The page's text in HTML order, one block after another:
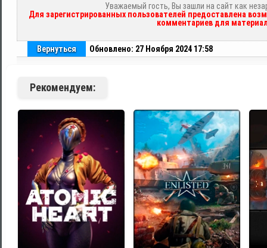
Уважаемый гость, Вы зашли на сайт как
Для зарегистрированных пользователей предоставлена
комментариев для
Вернуться Обновлено: 27 Ноября 2024 17:58
Рекомендуем: